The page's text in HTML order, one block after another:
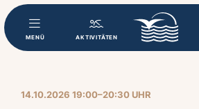
MENÜ AKTIVITÄTEN
14.10.2026 19:00–20:30 UHR